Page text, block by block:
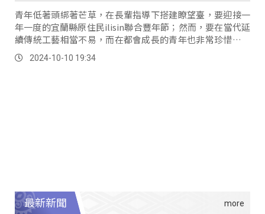
青年低著頭綁著芒草，在長輩指導下搭建瞭望臺，要迎接一
年一度的宜蘭縣原住民ilisin聯合豐年節；然而，要在當代延
續傳統工藝相當不易，而在都會成長的青年也非常珍惜這難
能可貴的學習機會。
2024-10-10 19:34
最新新聞